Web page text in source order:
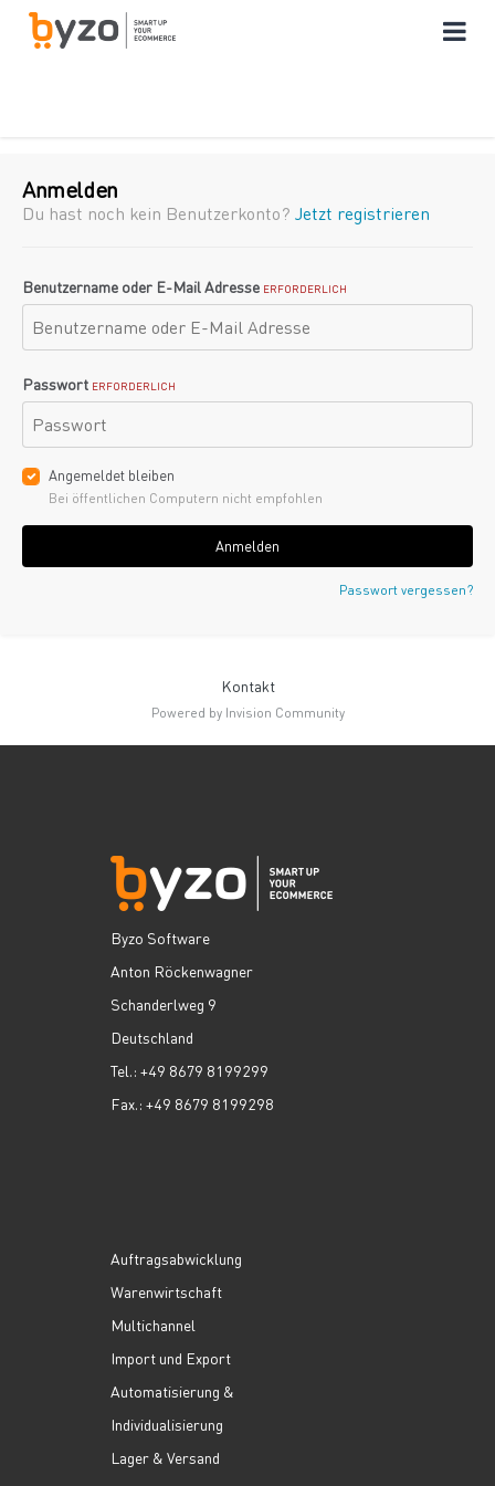
Anmelden
Du hast noch kein Benutzerkonto? Jetzt registrieren
Benutzername oder E-Mail Adresse ERFORDERLICH
Passwort ERFORDERLICH
Angemeldet bleiben
Bei öffentlichen Computern nicht empfohlen
Anmelden
Passwort vergessen?
Kontakt
Powered by Invision Community
Byzo Software
Anton Röckenwagner
Schanderlweg 9
Deutschland
Tel.: +49 8679 8199299
Fax.: +49 8679 8199298
Auftragsabwicklung
Warenwirtschaft
Multichannel
Import und Export
Automatisierung &
Individualisierung
Lager & Versand